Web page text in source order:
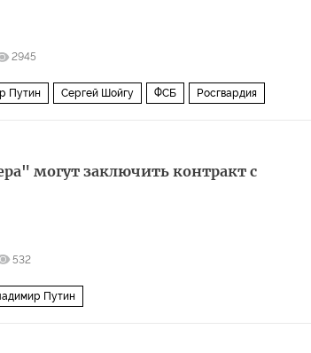
2945
Путин Сергей Шойгу ФСБ Росгвардия
могут заключить контракт с
532
Путин